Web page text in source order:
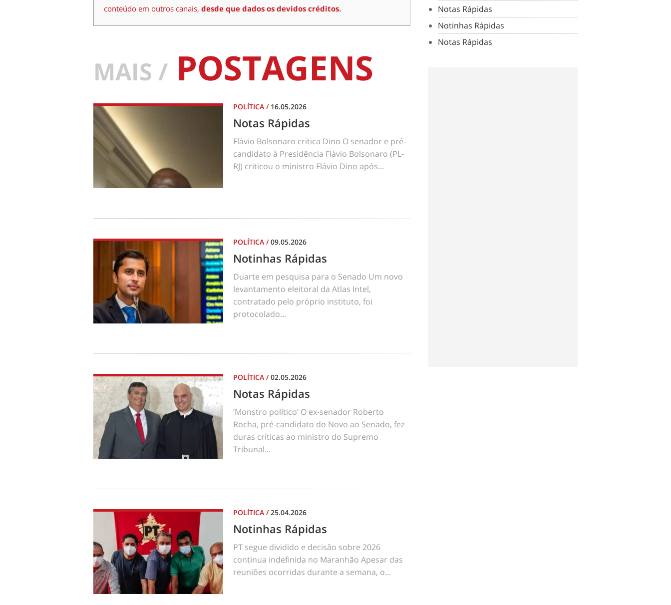
conteúdo em outros canais, desde que dados os devidos créditos.
MAIS / POSTAGENS
POLÍTICA / 16.05.2026
Notas Rápidas
Flávio Bolsonaro critica Dino O senador e pré-
candidato à Presidência Flávio Bolsonaro (PL-
RJ) criticou o ministro Flávio Dino após...
POLÍTICA /09.05.2026
Notinhas Rápidas
Duarte em pesquisa para o Senado Um novo
levantamento eleitoral da Atlas Intel,
contratado pelo próprio instituto, foi
protocolado...
POLÍTICA /02.05.2026
Notas Rápidas
‘Monstro político’ O ex-senador Roberto
Rocha, pré-candidato do Novo ao Senado, fez
duras críticas ao ministro do Supremo
Tribunal...
POLÍTICA /25.04.2026
Notinhas Rápidas
PT segue dividido e decisão sobre 2026
continua indefinida no Maranhão Apesar das
reuniões ocorridas durante a semana, o...
Notas Rápidas
Notinhas Rápidas
Notas Rápidas